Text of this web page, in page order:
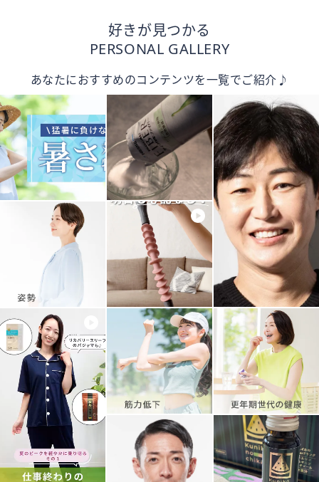
好きが見つかる
PERSONAL GALLERY
あなたにおすすめのコンテンツを一覧でご紹介♪